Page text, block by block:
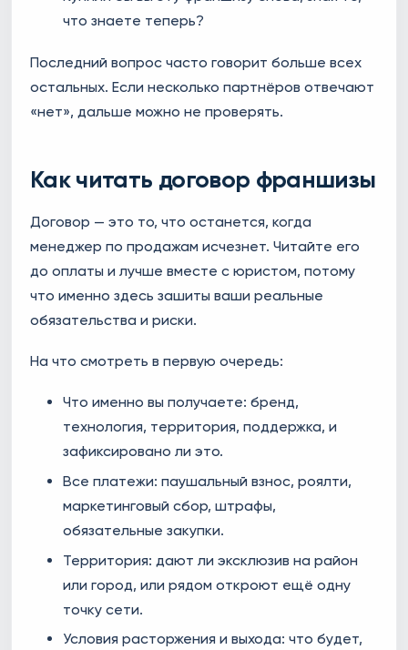
что знаете теперь?
Последний вопрос часто говорит больше всех
остальных. Если несколько партнёров отвечают
«нет», дальше можно не проверять.
Как читать договор франшизы
Договор — это то, что останется, когда
менеджер по продажам исчезнет. Читайте его
до оплаты и лучше вместе с юристом, потому
что именно здесь зашиты ваши реальные
обязательства и риски.
На что смотреть в первую очередь:
Что именно вы получаете: бренд,
технология, территория, поддержка, и
зафиксировано ли это.
Все платежи: паушальный взнос, роялти,
маркетинговый сбор, штрафы,
обязательные закупки.
Территория: дают ли эксклюзив на район
или город, или рядом откроют ещё одну
точку сети.
Условия расторжения и выхода: что будет,